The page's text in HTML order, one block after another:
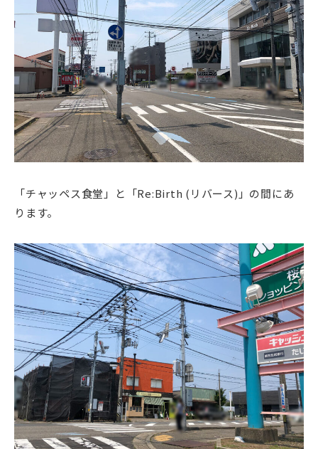
「チャッペス食堂」と「Re:Birth (リバース)」の間にあ
ります。